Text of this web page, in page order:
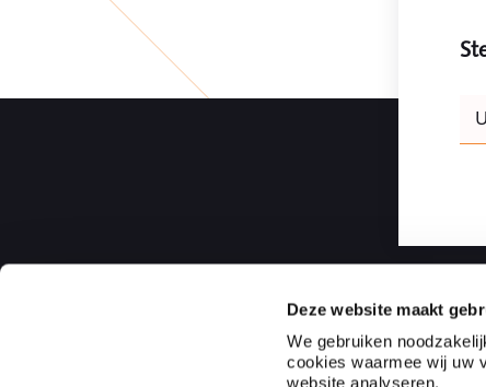
Deze website maakt
We gebruiken
cookies waarmee wij uw
website analyseren.
field
Ploum | Rotterdam Law Firm
Ploum, Rotterdam Law Firm is een onafhankelijk full